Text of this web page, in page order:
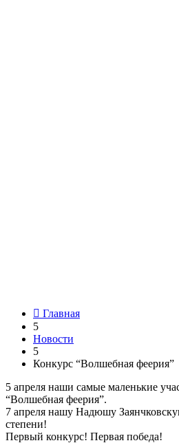
 Главная
5
Новости
5
Конкурс “Волшебная феерия”
5 апреля наши самые маленькие
“Волшебная феерия”.
7 апреля нашу Надюшу
степени!
Первый конкурс! Первая победа!